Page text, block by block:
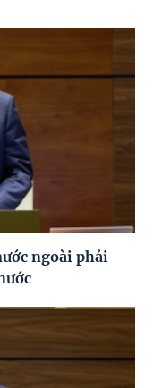
ngoài phải